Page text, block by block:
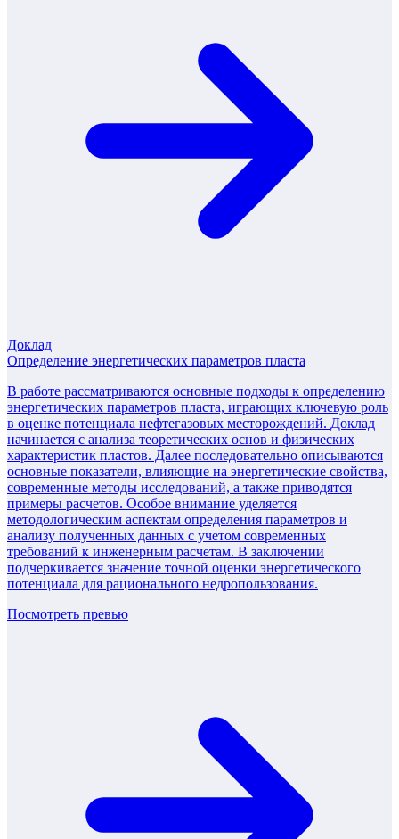
Доклад
Определение энергетических параметров пласта
В работе рассматриваются основные подходы к определению
энергетических параметров пласта, играющих ключевую роль
в оценке потенциала нефтегазовых месторождений. Доклад
начинается с анализа теоретических основ и физических
характеристик пластов. Далее последовательно описываются
основные показатели, влияющие на энергетические свойства,
современные методы исследований, а также приводятся
примеры расчетов. Особое внимание уделяется
методологическим аспектам определения параметров и
анализу полученных данных с учетом современных
требований к инженерным расчетам. В заключении
подчеркивается значение точной оценки энергетического
потенциала для рационального недропользования.
Посмотреть превью